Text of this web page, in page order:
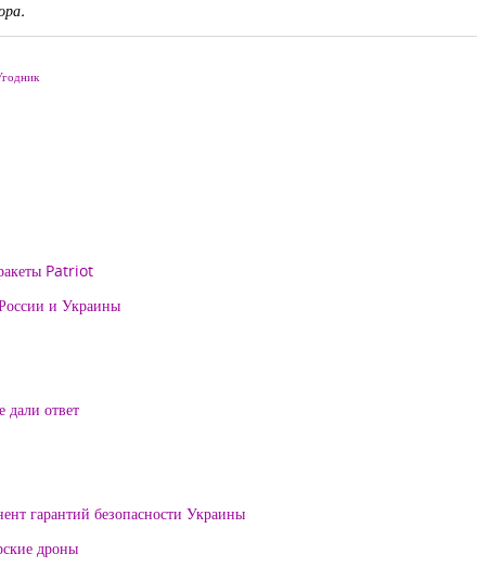
Patriot
и Украины
дали ответ
гарантий безопасности Украины
дроны